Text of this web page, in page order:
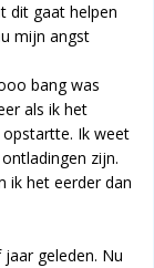
dit gaat helpen
mijn angst
bang was
als ik het
Ik weet
ontladingen zijn.
ik het eerder dan
geleden. Nu